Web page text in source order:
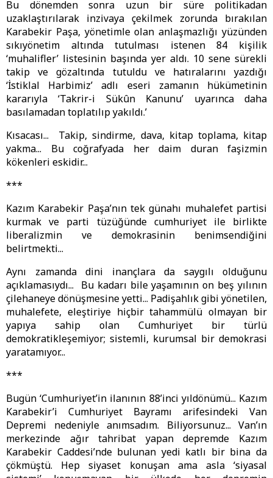
Bu dönemden sonra uzun bir süre politikadan
uzaklaştırılarak inzivaya çekilmek zorunda bırakılan
Karabekir Paşa, yönetimle olan anlaşmazlığı yüzünden
sıkıyönetim altında tutulması istenen 84 kişilik
‘muhalifler’ listesinin başında yer aldı. 10 sene sürekli
takip ve gözaltında tutuldu ve hatıralarını yazdığı
‘İstiklal Harbimiz’ adlı eseri zamanın hükümetinin
kararıyla ‘Takrir-i Sükûn Kanunu’ uyarınca daha
basılamadan toplatılıp yakıldı.’
Kısacası... Takip, sindirme, dava, kitap toplama, kitap
yakma... Bu coğrafyada her daim duran faşizmin
kökenleri eskidir...
***
Kazım Karabekir Paşa’nın tek günahı muhalefet partisi
kurmak ve parti tüzüğünde cumhuriyet ile birlikte
liberalizmin ve demokrasinin benimsendiğini
belirtmekti...
Aynı zamanda dini inançlara da saygılı olduğunu
açıklamasıydı... Bu kadarı bile yaşamının on beş yılının
çilehaneye dönüşmesine yetti... Padişahlık gibi yönetilen,
muhalefete, eleştiriye hiçbir tahammülü olmayan bir
yapıya sahip olan Cumhuriyet bir türlü
demokratikleşemiyor; sistemli, kurumsal bir demokrasi
yaratamıyor...
***
Bugün ‘Cumhuriyet’in ilanının 88’inci yıldönümü... Kazım
Karabekir’i Cumhuriyet Bayramı arifesindeki Van
Depremi nedeniyle anımsadım. Biliyorsunuz... Van’ın
merkezinde ağır tahribat yapan depremde Kazım
Karabekir Caddesi’nde bulunan yedi katlı bir bina da
çökmüştü. Hep siyaset konuşan ama asla ‘siyasal